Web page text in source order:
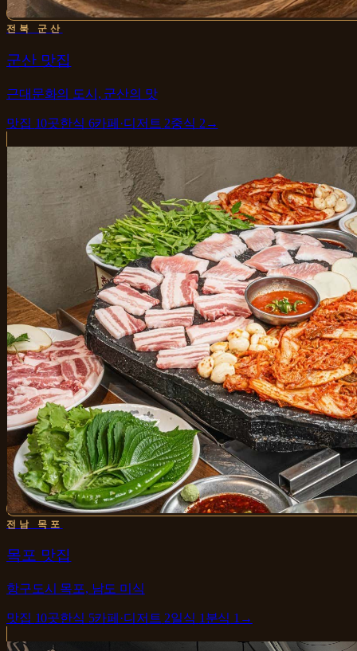
전북 군산
군산 맛집
근대문화의 도시, 군산의 맛
맛집 10곳한식 6카페·디저트 2중식 2 →
전남 목포
목포 맛집
항구도시 목포, 남도 미식
맛집 10곳한식 5카페·디저트 2일식 1 분식 1 →